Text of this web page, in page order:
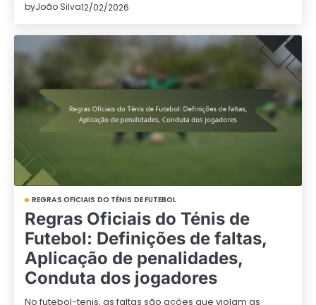
byJoão Silva12/02/2026
REGRAS OFICIAIS DO TÉNIS DE FUTEBOL
Regras Oficiais do Ténis de
Futebol: Definições de faltas,
Aplicação de penalidades,
Conduta dos jogadores
No futebol-tenis, as faltas são ações que violam as